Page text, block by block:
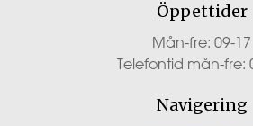
Öppettider
Mån-fre: 09-17
Telefontid mån-fre:
Navigering